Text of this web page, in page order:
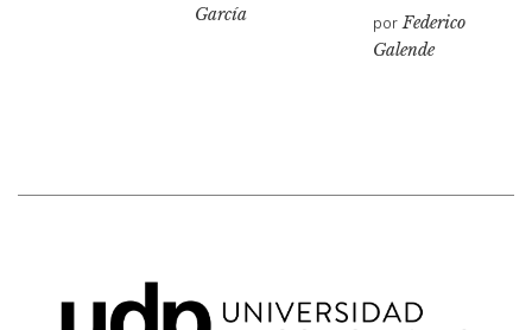
García
porFederico
Galende